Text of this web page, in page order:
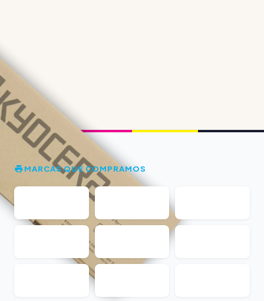
MARCAS QUE COMPRAMOS